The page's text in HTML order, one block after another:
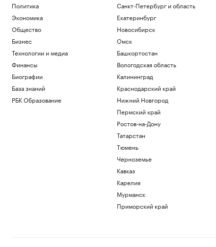
по «делу брокеров» о хищении ₽7 млрд
Финансы
Как изучали Луну: от изобретения
телескопа до высадки. Видео РБК
Общество
Трамп заявил о прогрессе в
урегулировании украинского
конфликта
Политика
Гендиректор «ИжАвиа» объявил об
увольнении
Матч Первой лиги перенесли из-за
проблем с вылетом «Сочи» в Москву
самым дорогим британским вратарем
Политика
Экономика
Общество
Бизнес
Технологии и медиа
Финансы
Биографии
База знаний
РБК Образование
Санкт-Петербург и область
Екатеринбург
Новосибирск
Омск
Башкортостан
Вологодская область
Калининград
Краснодарский край
Нижний Новгород
Пермский край
Ростов-на-Дону
Татарстан
Тюмень
Черноземье
Кавказ
Карелия
Мурманск
Приморский край